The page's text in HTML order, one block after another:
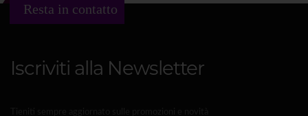
Resta in contatto
Iscriviti alla Newsletter